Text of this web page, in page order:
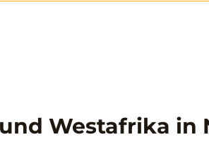
Westafrika in